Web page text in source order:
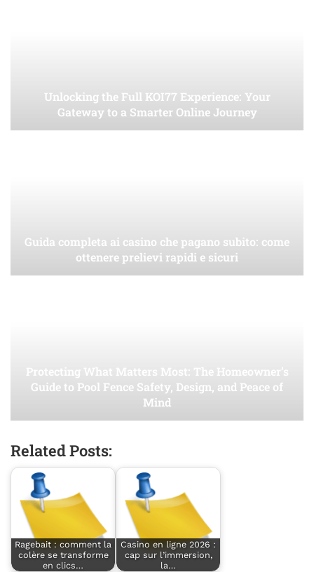
Unlocking the Full KOI77 Experience: Your
Gateway to a Smarter Online Journey
Guida completa ai casino che pagano subito: come
ottenere prelievi rapidi e sicuri
Protecting What Matters Most: The Homeowner’s
Guide to Pool Fence Safety, Design, and Peace of
Mind
Related Posts:
Ragebait : comment la
colère se transforme
en clics…
Casino en ligne 2026 :
cap sur l’immersion,
la…